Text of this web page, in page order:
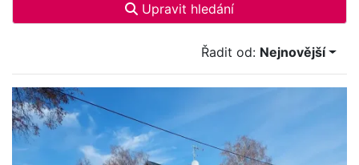
Upravit hledání
Řadit od: Nejnovější